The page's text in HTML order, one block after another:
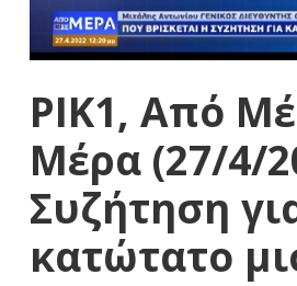
ΡΙΚ1, Από
Μέρα (27/4/
Συζήτηση
κατώτατο